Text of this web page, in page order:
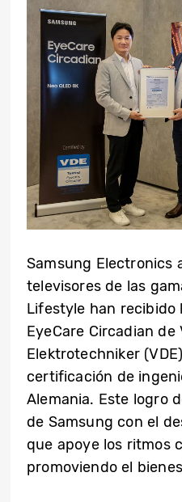
Samsung Electronics
televisores de las
Lifestyle han recibido
EyeCare Circadian
Elektrotechniker
certificación de
Alemania. Este logro
de Samsung con el
que apoye los ritmos
promoviendo el